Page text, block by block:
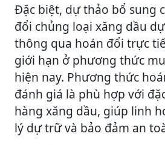
Đặc biệt, dự thảo bổ sung
đổi chủng loại xăng dầu
thông qua hoán đổi trực
giới hạn ở phương thức
hiện nay. Phương thức
đánh giá là phù hợp với
hàng xăng dầu, giúp linh
lý dự trữ và bảo đảm an